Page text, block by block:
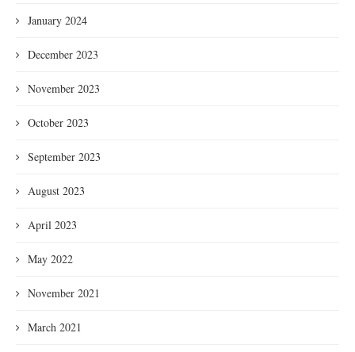
January 2024
December 2023
November 2023
October 2023
September 2023
August 2023
April 2023
May 2022
November 2021
March 2021